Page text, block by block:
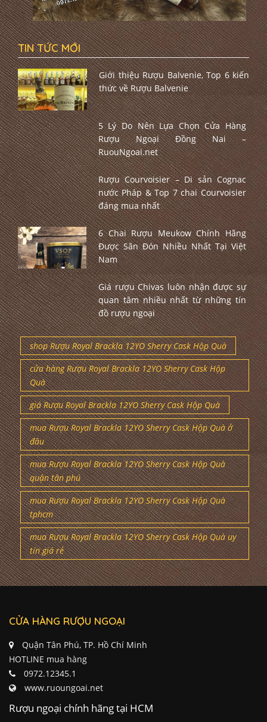
TIN TỨC MỚI
Giới thiệu Rượu Balvenie, Top 6 kiến
thức về Rượu Balvenie
5 Lý Do Nên Lựa Chọn Cửa Hàng
Rượu Ngoại Đồng Nai –
RuouNgoai.net
Rượu Courvoisier – Di sản Cognac
nước Pháp & Top 7 chai Courvoisier
đáng mua nhất
6 Chai Rượu Meukow Chính Hãng
Được Săn Đón Nhiều Nhất Tại Việt
Nam
Giá rượu Chivas luôn nhận được sự
quan tâm nhiều nhất từ những tín
đồ rượu ngoại
shop Rượu Royal Brackla 12YO Sherry Cask Hộp Quà
cửa hàng Rượu Royal Brackla 12YO Sherry Cask Hộp
Quà
giá Rượu Royal Brackla 12YO Sherry Cask Hộp Quà
mua Rượu Royal Brackla 12YO Sherry Cask Hộp Quà ở
đâu
mua Rượu Royal Brackla 12YO Sherry Cask Hộp Quà
quận tân phú
mua Rượu Royal Brackla 12YO Sherry Cask Hộp Quà
tphcm
mua Rượu Royal Brackla 12YO Sherry Cask Hộp Quà uy
tín giá rẻ
CỬA HÀNG RƯỢU NGOẠI
Quận Tân Phú, TP. Hồ Chí Minh
HOTLINE mua hàng
0972.12345.1
www.ruoungoai.net
Rượu ngoại chính hãng tại HCM